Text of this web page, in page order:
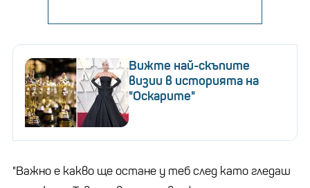
Вижте най-скъпите
визии в историята на
"Оскарите"
"Важно е какво ще остане у теб след като гледаш